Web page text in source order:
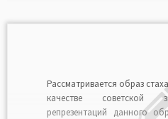
Рассматривается образ
качестве советской
репрезентаций данного